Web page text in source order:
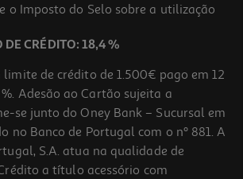
4.5 (2)
Vista Alegre Decorado Porcelana
o Imposto do Selo sobre a utilização
DE CRÉDITO: 18,4 %
de crédito de 1.500€ pago em 12
%. Adesão ao Cartão sujeita a
se junto do Oney Bank – Sucursal em
no Banco de Portugal com o nº 881. A
S.A. atua na qualidade de
a título acessório com